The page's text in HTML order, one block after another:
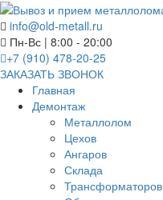
info@old-metall.ru
Пн-Вс | 8:00 - 20:00
+7 (910) 478-20-25
ЗАКАЗАТЬ ЗВОНОК
Главная
Демонтаж
Металлолом
Цехов
Ангаров
Склада
Трансформаторов